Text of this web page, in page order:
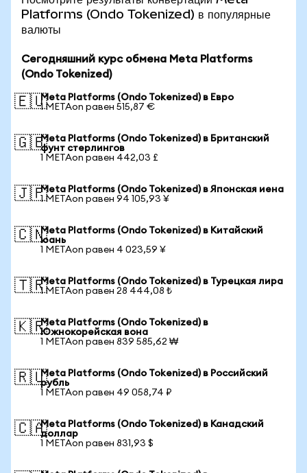
Platforms (Ondo Tokenized) в популярные
валюты
Сегодняшний курс обмена Meta Platforms
(Ondo Tokenized)
🇪🇺Meta Platforms (Ondo Tokenized) в Евро
1 METAon равен 515,87 €
🇬🇧Meta Platforms (Ondo Tokenized) в Британский
фунт стерлингов
1 METAon равен 442,03 £
🇯🇵Meta Platforms (Ondo Tokenized) в Японская иена
1 METAon равен 94 105,93 ¥
🇨🇳Meta Platforms (Ondo Tokenized) в Китайский
юань
1 METAon равен 4 023,59 ¥
🇹🇷Meta Platforms (Ondo Tokenized) в Турецкая лира
1 METAon равен 28 444,08 ₺
🇰🇷Meta Platforms (Ondo Tokenized) в
Южнокорейская вона
1 METAon равен 839 585,62 ₩
🇷🇺Meta Platforms (Ondo Tokenized) в Российский
рубль
1 METAon равен 49 058,74 ₽
🇨🇦Meta Platforms (Ondo Tokenized) в Канадский
доллар
1 METAon равен 831,93 $